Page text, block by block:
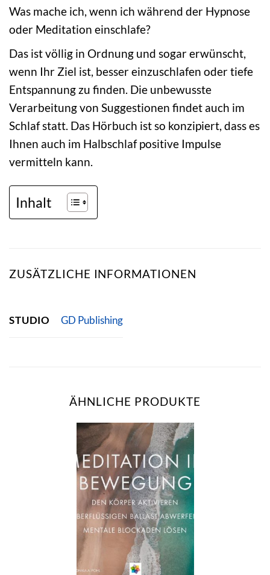
Was mache ich, wenn ich während der Hypnose
oder Meditation einschlafe?
Das ist völlig in Ordnung und sogar erwünscht,
wenn Ihr Ziel ist, besser einzuschlafen oder tiefe
Entspannung zu finden. Die unbewusste
Verarbeitung von Suggestionen findet auch im
Schlaf statt. Das Hörbuch ist so konzipiert, dass es
Ihnen auch im Halbschlaf positive Impulse
vermitteln kann.
Inhalt
ZUSÄTZLICHE INFORMATIONEN
STUDIO GD Publishing
ÄHNLICHE PRODUKTE